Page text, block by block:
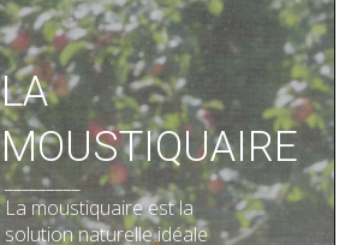
LA
MOUSTIQUAIRE
_________
La moustiquaire est la
solution naturelle idéale